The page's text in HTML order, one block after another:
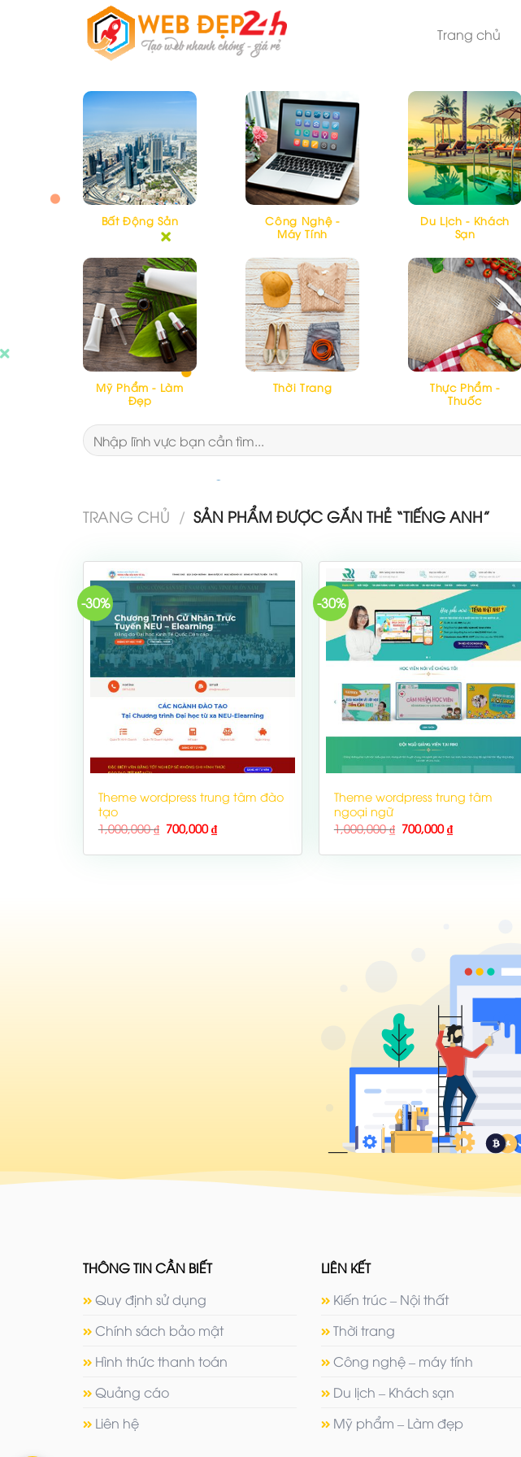
Trang chủ
Bất Động Sản
Công Nghệ -
Máy Tính
Du Lịch - Khách
Sạn
Mỹ Phẩm - Làm
Đẹp
Thời Trang
Thực Phẩm -
Thuốc
Tìm
kiếm:
TRANG CHỦ / SẢN PHẨM ĐƯỢC GẮN THẺ “TIẾNG ANH”
-30%
Theme wordpress trung tâm đào
tạo
1,000,000₫ 700,000₫
-30%
Theme wordpress trung tâm
ngoại ngữ
1,000,000₫ 700,000₫
THÔNG TIN CẦN BIẾT
Quy định sử dụng
Chính sách bảo mật
Hình thức thanh toán
Quảng cáo
Liên hệ
LIÊN KẾT
Kiến trúc – Nội thất
Thời trang
Công nghệ – máy tính
Du lịch – Khách sạn
Mỹ phẩm – Làm đẹp